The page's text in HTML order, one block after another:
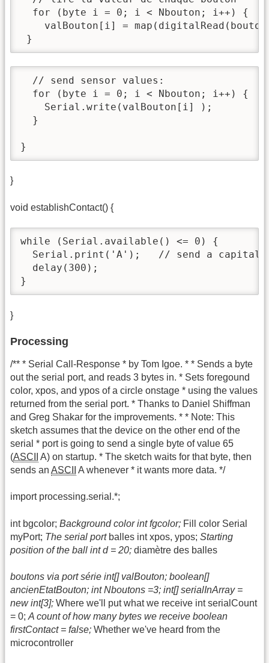
  for (byte i = 0; i < Nbouton; i++) {
valBouton[i] =
}
  // send sensor values:
  for (byte i = 0; i < Nbouton; i++) {
    Serial.write(valBouton[i] );
  }
}
}
void establishContact() {
while (Serial.available() <= 0) {
Serial.print('A');   // send a capital
  delay(300);
}
}
Processing
/** * Serial Call-Response * by Tom Igoe. * * Sends a byte
out the serial port, and reads 3 bytes in. * Sets foregound
color, xpos, and ypos of a circle onstage * using the values
returned from the serial port. * Thanks to Daniel Shiffman
and Greg Shakar for the improvements. * * Note: This
sketch assumes that the device on the other end of the
serial * port is going to send a single byte of value 65
(ASCII
A) on startup. * The sketch waits for that byte, then
sends an ASCII A whenever * it wants more data. */
import processing.serial.*;
int bgcolor; Background color int fgcolor; Fill color Serial
myPort; The serial port balles int xpos, ypos; Starting
position of the ball int d = 20; diamètre des balles
boutons via port série int[] valBouton; boolean[]
ancienEtatBouton; int Nboutons =3; int[] serialInArray =
new int[3]; Where we'll put what we receive int serialCount
= 0; A count of how many bytes we receive boolean
firstContact = false; Whether we've heard from the
microcontroller